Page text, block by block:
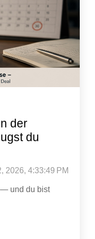
der
du
2026, 4:33:49 PM
und du bist